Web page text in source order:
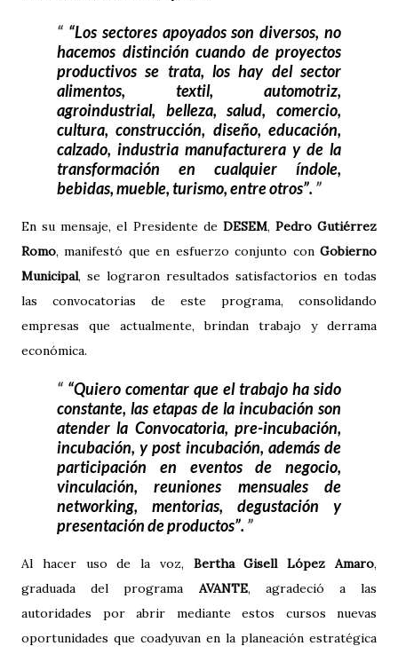
“Los sectores apoyados son diversos, no
hacemos distinción cuando de proyectos
productivos se trata, los hay del sector
alimentos, textil, automotriz,
agroindustrial, belleza, salud, comercio,
cultura, construcción, diseño, educación,
calzado, industria manufacturera y de la
transformación en cualquier índole,
bebidas, mueble, turismo, entre otros”.
En su mensaje, el Presidente de DESEM, Pedro Gutiérrez
Romo, manifestó que en esfuerzo conjunto con Gobierno
Municipal, se lograron resultados satisfactorios en todas
las convocatorias de este programa, consolidando
empresas que actualmente, brindan trabajo y derrama
económica.
“Quiero comentar que el trabajo ha sido
constante, las etapas de la incubación son
atender la Convocatoria, pre-incubación,
incubación, y post incubación, además de
participación en eventos de negocio,
vinculación, reuniones mensuales de
networking, mentorias, degustación y
presentación de productos”.
Al hacer uso de la voz, Bertha Gisell López Amaro,
graduada del programa AVANTE, agradeció a las
autoridades por abrir mediante estos cursos nuevas
oportunidades que coadyuvan en la planeación estratégica